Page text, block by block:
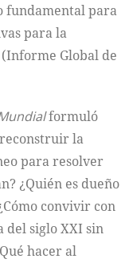
fundamental para
para la
Global de
formuló
la
para resolver
¿Quién es dueño
convivir con
del siglo XXI sin
hacer al